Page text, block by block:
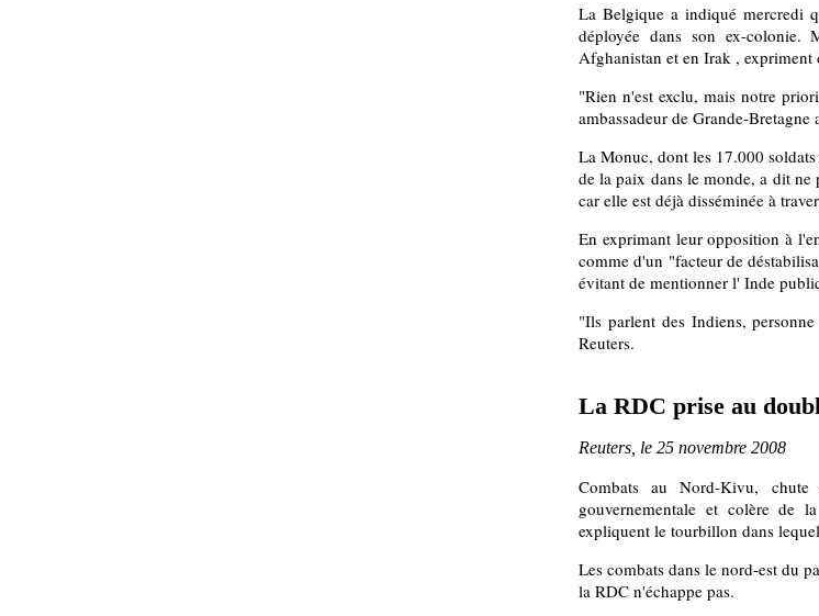
La Belgique a indiqué mercredi
déployée dans son ex-colonie.
Afghanistan et en Irak , expriment
"Rien n'est exclu, mais notre
ambassadeur de Grande-Bretagne
La Monuc, dont les 17.000
de la paix dans le monde, a dit ne
car elle est déjà disséminée à
En exprimant leur opposition à
comme d'un "facteur de
évitant de mentionner l' Inde
"Ils parlent des Indiens,
Reuters.
La RDC prise au
Reuters, le 25 novembre 2008
Combats au Nord-Kivu,
gouvernementale et colère de
expliquent le tourbillon dans
Les combats dans le nord-est du
la RDC n'échappe pas.